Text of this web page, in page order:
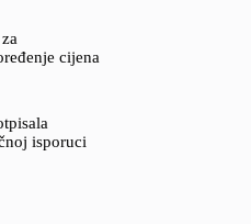
cijena
isporuci